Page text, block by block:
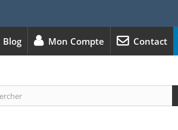
Contact
Mon Compte
Blog